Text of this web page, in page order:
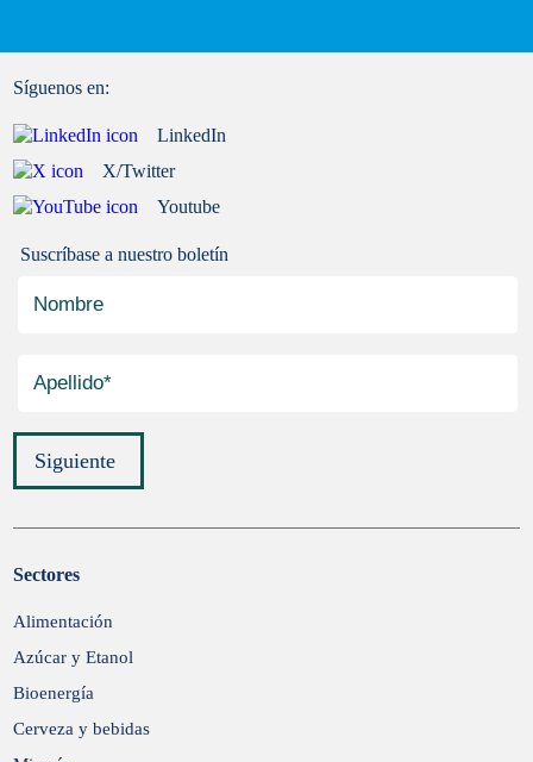
Suscríbase a nuestro boletín
Siguiente
Enviar
Síguenos en:
LinkedIn
X/Twitter
Youtube
Sectores
Alimentación
Azúcar y Etanol
Bioenergía
Cerveza y bebidas